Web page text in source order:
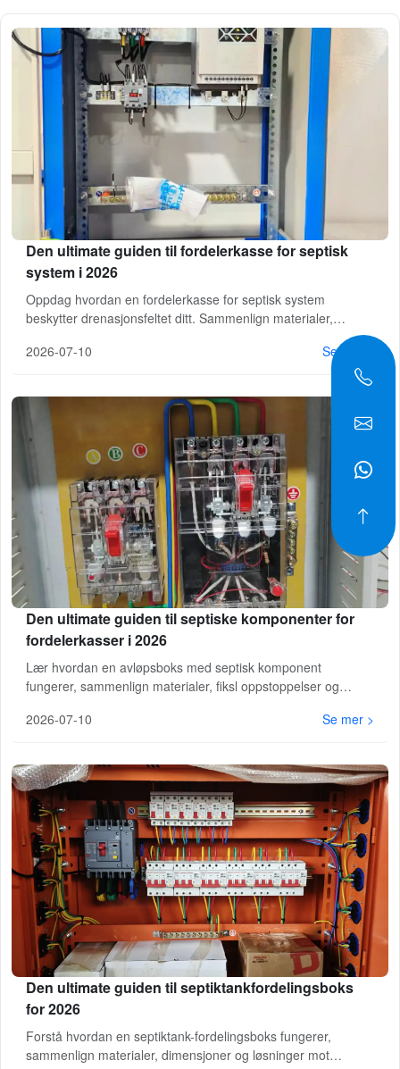
Den ultimate guiden til fordelerkasse for septisk
system i 2026
Oppdag hvordan en fordelerkasse for septisk system
beskytter drenasjonsfeltet ditt. Sammenlign materialer,
vedlikeholdstips. Få et gratis skredde
2026-07-10 Se mer >
Den ultimate guiden til septiske komponenter for
fordelerkasser i 2026
Lær hvordan en avløpsboks med septisk komponent
fungerer, sammenlign materialer, fiksl oppstoppelser og
prosjektkostnadsoverslag i dag.
2026-07-10 Se mer >
Den ultimate guiden til septiktankfordelingsboks
for 2026
Forstå hvordan en septiktank-fordelingsboks fungerer,
sammenlign materialer, dimensjoner og løsninger mot